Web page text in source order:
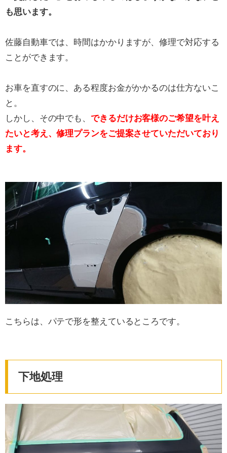
も思います。
佐藤自動車では、時間はかかりますが、修理で対応する
ことができます。
お車を直すのに、ある程度お金がかかるのは仕方ないこ
と。
しかし、その中でも、 できるだけお客様のご希望を叶え
たいと考え、修理プランをご提案させていただいており
ます。
こちらは、パテで形を整えているところです。
下地処理